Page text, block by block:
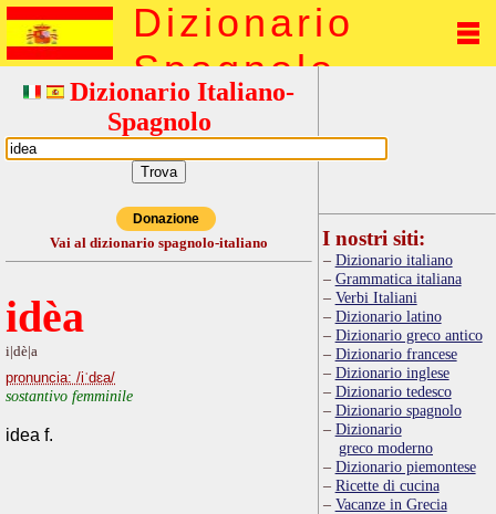
Dizionario
Spagnolo
Dizionario Italiano-
Spagnolo
Donazione
Vai al dizionario spagnolo-italiano
idèa
i|dè|a
pronuncia: /iˈdɛa/
sostantivo femminile
idea f.
I nostri siti:
Dizionario italiano
Grammatica italiana
Verbi Italiani
Dizionario latino
Dizionario greco antico
Dizionario francese
Dizionario inglese
Dizionario tedesco
Dizionario spagnolo
Dizionario
greco moderno
Dizionario piemontese
Ricette di cucina
Vacanze in Grecia